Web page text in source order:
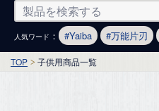
人気ワード ： Yaiba 万能片刃
TOP 子供用商品一覧